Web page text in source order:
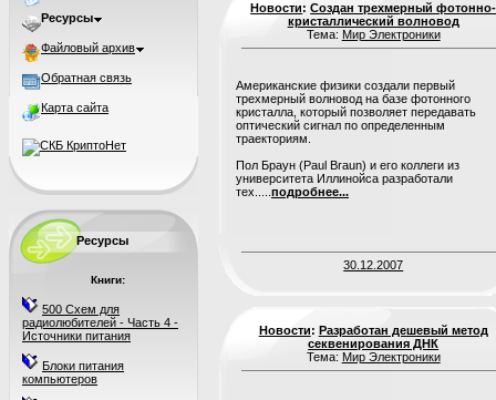
Ресурсы
Файловый архив
Обратная связь
Карта сайта
Ресурсы
Книги:
500 Схем для
радиолюбителей - Часть 4 -
Источники питания
Блоки питания
компьютеров
Новости:Создан трехмерный фотонно-
кристаллический волновод
Тема: Мир Электроники
Американские физики создали первый
трехмерный волновод на базе фотонного
кристалла, который позволяет передавать
оптический сигнал по определенным
траекториям.
Пол Браун (Paul Braun) и его коллеги из
университета Иллинойса разработали
тех..... подробнее...
30.12.2007
Новости: Разработан дешевый метод
секвенирования ДНК
Тема: Мир Электроники